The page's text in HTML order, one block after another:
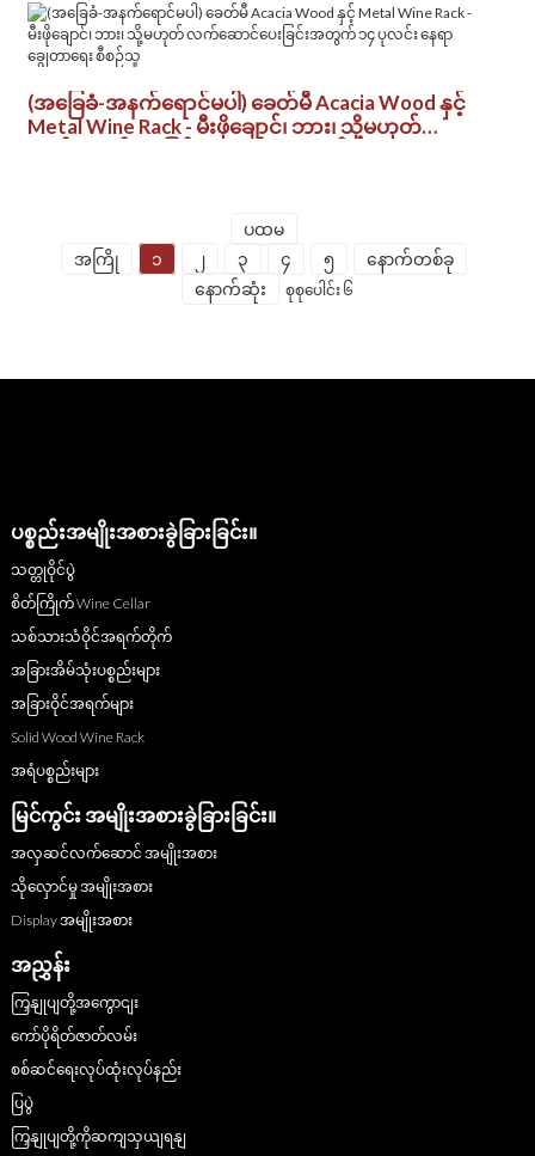
(အခြေခံ-အနက်ရောင်မပါ) ခေတ်မီ Acacia Wood နှင့်
Metal Wine Rack - မီးဖိုချောင်၊ ဘား၊ သို့မဟုတ်
ပထမ
အကြို
၁ ၂ ၃ ၄ ၅
နောက်တစ်ခု
နောက်ဆုံး
စုစုပေါင်း ၆
ပစ္စည်းအမျိုးအစားခွဲခြားခြင်း။
သတ္တုဝိုင်ပွဲ
စိတ်ကြိုက် Wine Cellar
သစ်သားသံဝိုင်အရက်တိုက်
အခြားအိမ်သုံးပစ္စည်းများ
အခြားဝိုင်အရက်များ
Solid Wood Wine Rack
အရံပစ္စည်းများ
မြင်ကွင်း အမျိုးအစားခွဲခြားခြင်း။
အလှဆင်လက်ဆောင် အမျိုးအစား
သိုလှောင်မှု အမျိုးအစား
Display အမျိုးအစား
အညွှန်း
ကြှနျုပျတို့အကွောငျး
ကော်ပိုရိတ်ဇာတ်လမ်း
စစ်ဆင်ရေးလုပ်ထုံးလုပ်နည်း
ပြပွဲ
ကြှနျုပျတို့ကိုဆကျသှယျရနျ